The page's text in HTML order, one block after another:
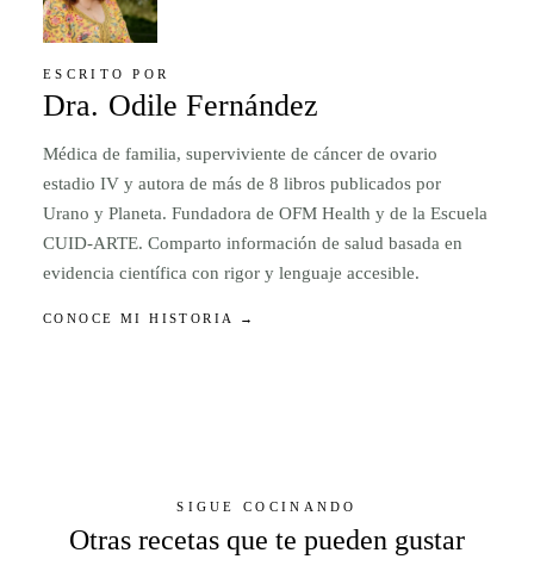
ESCRITO POR
Dra. Odile Fernández
Médica de familia, superviviente de cáncer de ovario
estadio IV y autora de más de 8 libros publicados por
Urano y Planeta. Fundadora de OFM Health y de la Escuela
CUID-ARTE. Comparto información de salud basada en
evidencia científica con rigor y lenguaje accesible.
CONOCE MI HISTORIA →
SIGUE COCINANDO
Otras recetas que te pueden gustar